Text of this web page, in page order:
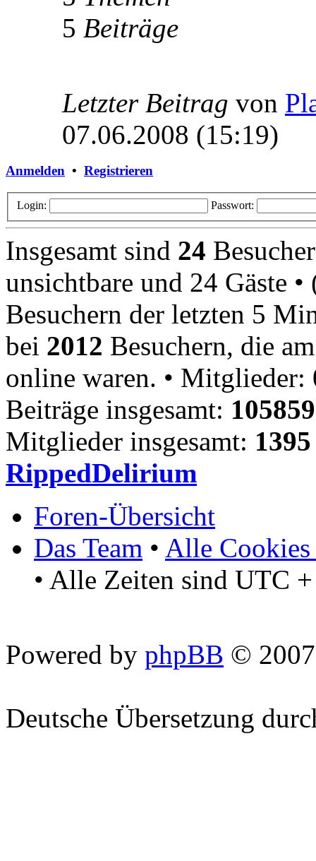
5 Beiträge
Letzter Beitrag von
07.06.2008 (15:19)
Anmelden • Registrieren
Login: Passwort:
Insgesamt sind 24
unsichtbare und 24 Gäste
Besuchern der letzten 5
bei 2012 Besuchern, die
online waren. •
Beiträge insgesamt: 105859
Mitglieder insgesamt: 1395
RippedDelirium
Foren-Übersicht
Das Team • Alle Cookies
• Alle Zeiten sind UTC
Powered by phpBB ©
Deutsche Übersetzung